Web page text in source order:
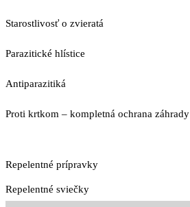
Starostlivosť o zvieratá
Parazitické hlístice
Antiparazitiká
Proti krtkom – kompletná ochrana záhrady
Repelentné prípravky
Repelentné sviečky